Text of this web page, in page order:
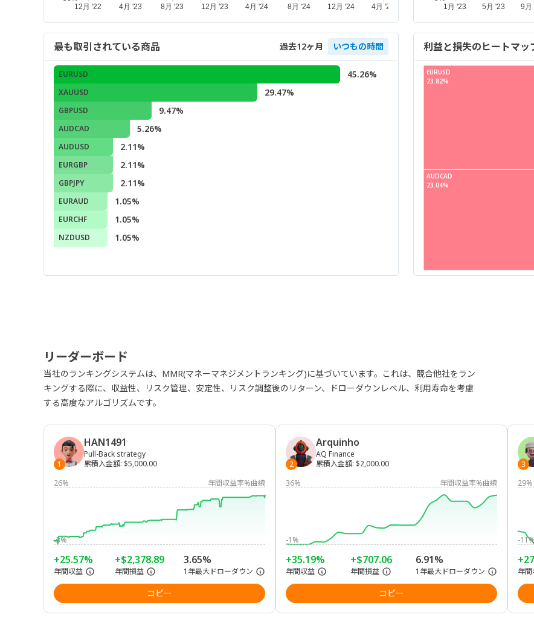
最も取引されている商品 過去12ヶ月 いつもの時間
EURUSD 45.26%
XAUUSD 29.47%
GBPUSD 9.47%
AUDCAD 5.26%
AUDUSD 2.11%
EURGBP 2.11%
GBPJPY 2.11%
EURAUD 1.05%
EURCHF 1.05%
NZDUSD 1.05%
利益と損失のヒートマッ
EURUSD
AUDCAD
23.82%
23.04%
リーダーボード
当社のランキングシステムは、MMR(マネーマネジメントランキング)に基づいています。これは、競合他社をラン
キングする際に、収益性、リスク管理、安定性、リスク調整後のリターン、ドローダウンレベル、利用寿命を考慮
する高度なアルゴリズムです。
1
HAN1491
Pull-Back strategy
累積入金額: $5,000.00
26%
年間収益率%曲線
-3%
+25.57%
年間収益
+$2,378.89
年間損益
3.65%
1年最大ドローダウン
コピー
2
Arquinho
AQ Finance
累積入金額: $2,000.00
36%
年間収益率%曲線
-1%
+35.19%
年間収益
+$707.06
年間損益
6.91%
1年最大ドローダウン
コピー
3
29%
-11%
年